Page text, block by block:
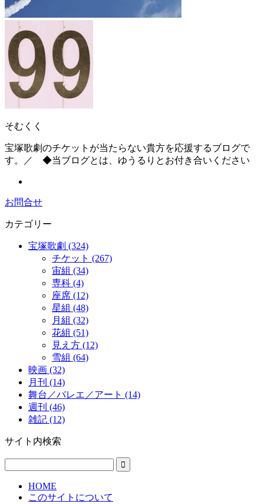
そむくく
宝塚歌劇のチケットが当たらない貴方を応援するブログで
す。／ ◆当ブログとは、ゆうるりとお付き合いください
お問合せ
カテゴリー
宝塚歌劇 (324)
チケット (267)
宙組 (34)
専科 (4)
座席 (12)
星組 (48)
月組 (32)
花組 (51)
見え方 (12)
雪組 (64)
映画 (32)
月刊 (14)
舞台／バレエ／アート (14)
週刊 (46)
雑記 (12)
サイト内検索
HOME
このサイトについて